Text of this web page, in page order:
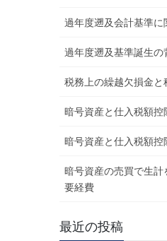
過年度遡及会計基準
過年度遡及基準誕生の
税務上の繰越欠損金と
暗号資産と仕入税額
暗号資産と仕入税額
暗号資産の売買で生
要経費
最近の投稿